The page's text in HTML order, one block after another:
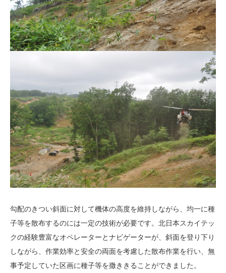
勾配のきつい斜面に対して機体の高度を維持しながら、均一に種
子等を散布するのには一定の技術が必要です。北日本スカイテッ
クの経験豊富なオペレーターとナビゲーターが、斜面を登り下り
しながら、作業効率と安全の両面を考慮した散布作業を行い、無
事予定していた区画に種子等を撒ききることができました。